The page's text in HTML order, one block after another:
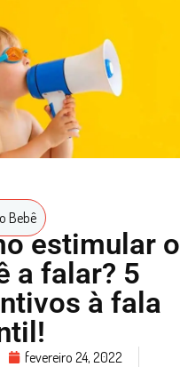
Bebê
estimular o
a falar? 5
à fala
fevereiro 24, 2022